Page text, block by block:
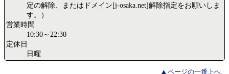
定の解除、またはドメイン[j-osaka.net]解除指定をお願いしま
す。）
営業時間
10:30～22:30
定休日
日曜
ページの一番上へ